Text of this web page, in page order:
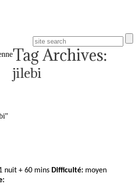
Tag Archives:
jilebi
nuit + 60 mins Difficulté: moyen